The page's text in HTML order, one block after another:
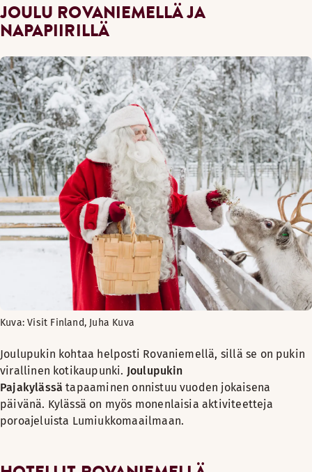
JOULU ROVANIEMELLÄ JA
NAPAPIIRILLÄ
Kuva: Visit Finland, Juha Kuva
Joulupukin kohtaa helposti Rovaniemellä, sillä se on pukin
virallinen kotikaupunki. Joulupukin
Pajakylässä tapaaminen onnistuu vuoden jokaisena
päivänä. Kylässä on myös monenlaisia aktiviteetteja
poroajeluista Lumiukkomaailmaan.